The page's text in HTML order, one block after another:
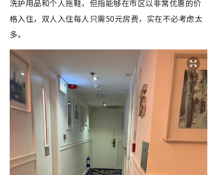
洗护用品和个人拖鞋，但指能够在市区以非常优惠的价
格入住，双人入住每人只需50元房费，实在不必考虑太
多。